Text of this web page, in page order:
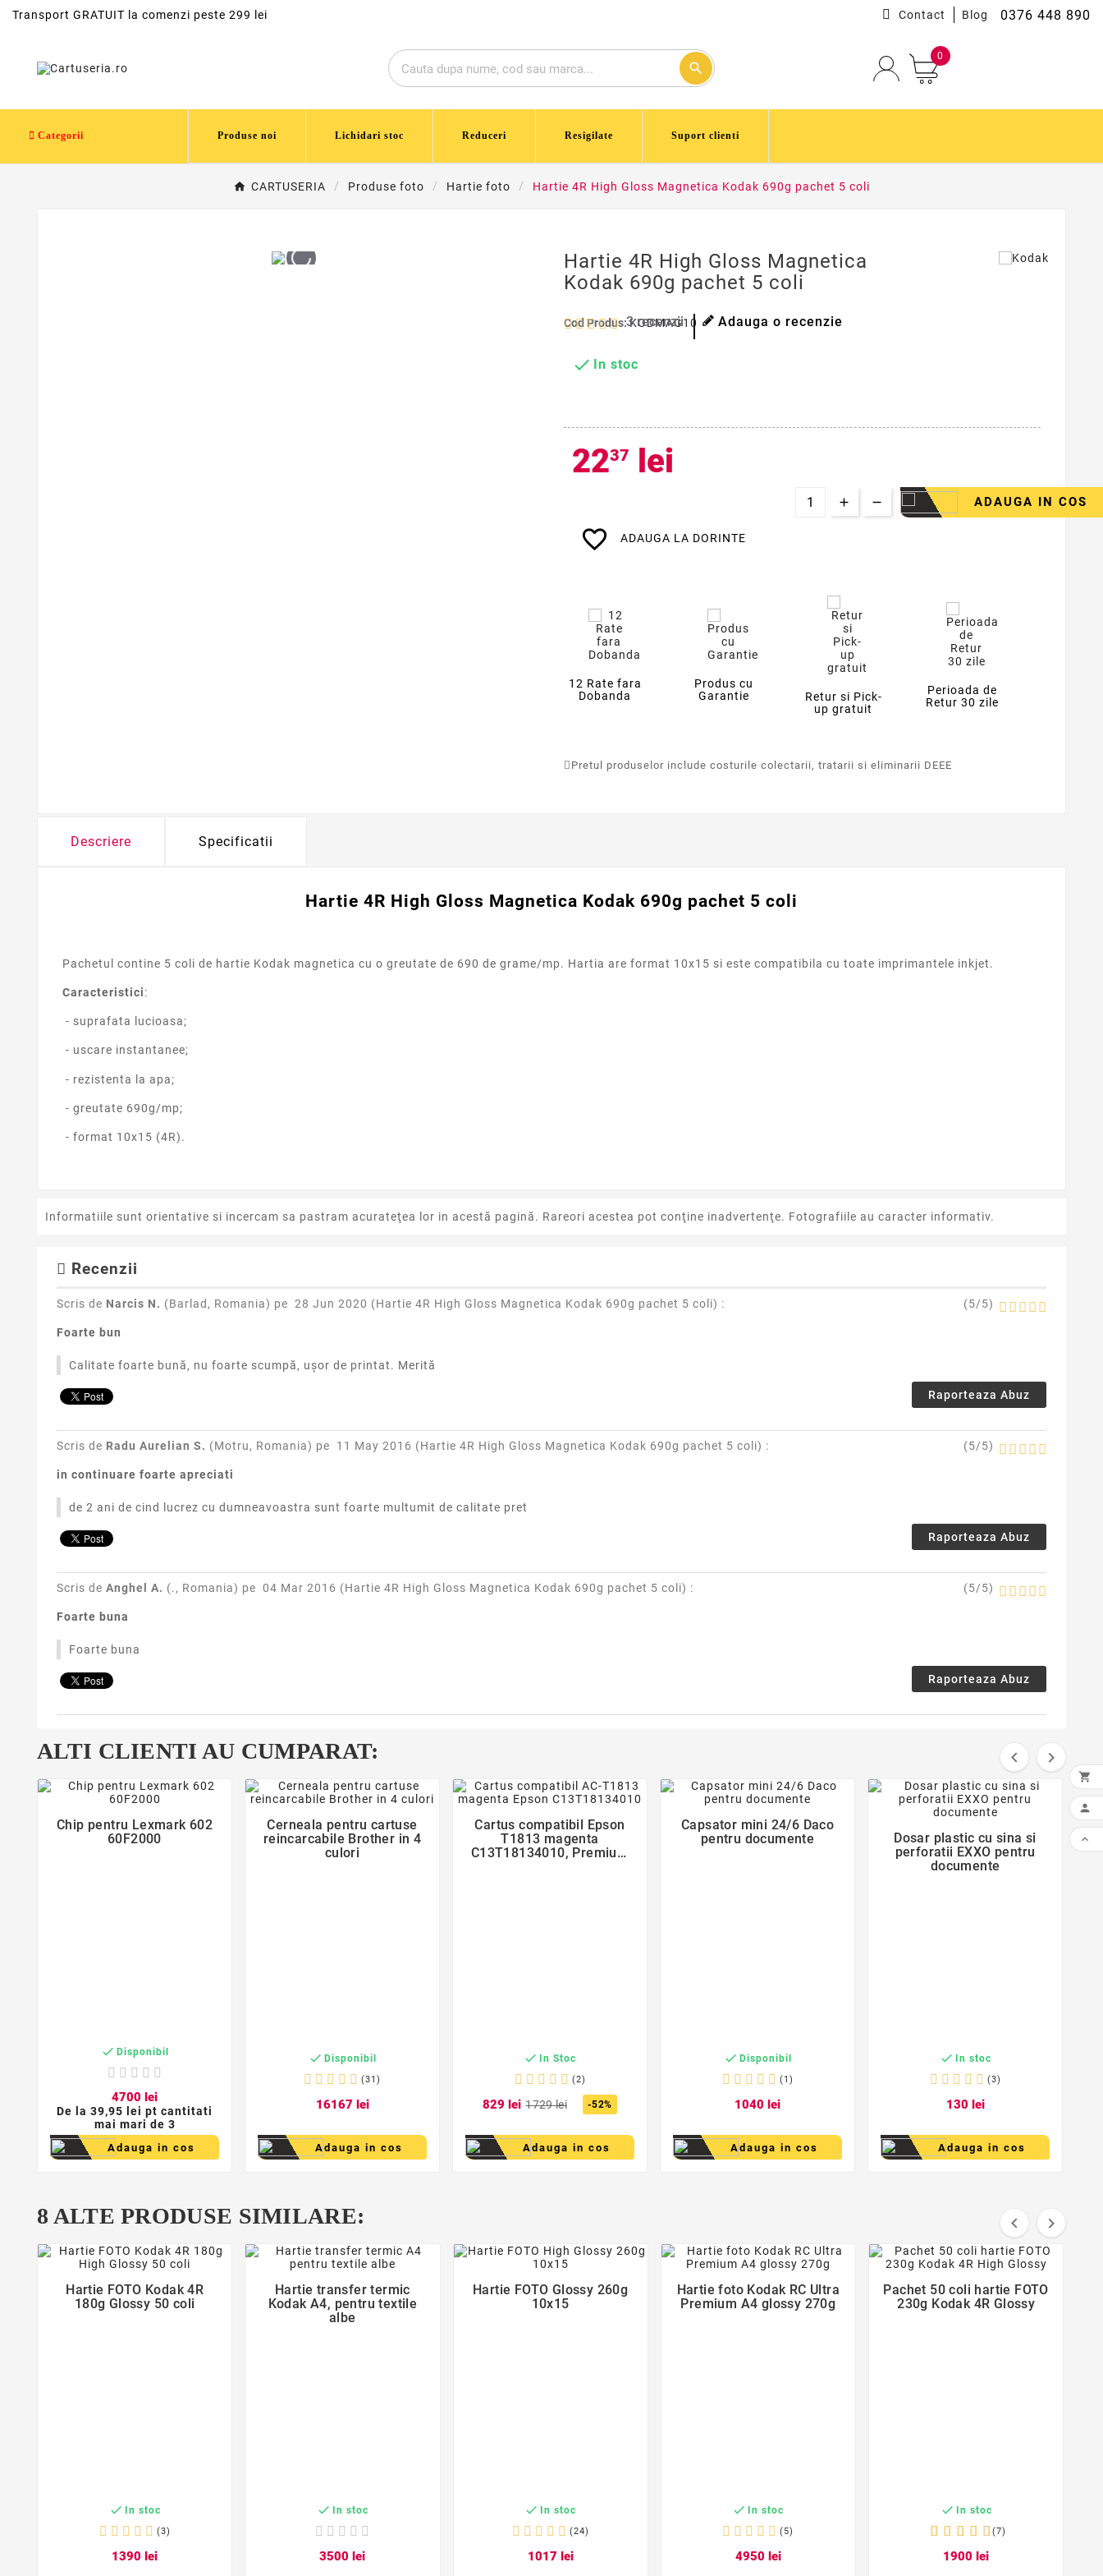
0376 448 890
Transport GRATUIT la comenzi peste 299 lei Contact Blog
search
0
Categorii Produse noi Lichidari stoc Reduceri Resigilate Suport clienti
CARTUSERIA Produse foto Hartie foto Hartie 4R High Gloss Magnetica Kodak 690g pachet 5 coli
Hartie 4R High Gloss Magnetica
Kodak 690g pachet 5 coli
Cod Produs:KODMAG10
3recenzii Adauga o recenzie
 In stoc
2237 lei
favorite_border ADAUGA LA DORINTE
ADAUGA IN COS
12 Rate fara
Dobanda
Produs cu
Garantie
Retur si Pick-
up gratuit
Perioada de
Retur 30 zile
Pretul produselor include costurile colectarii, tratarii si eliminarii DEEE
Descriere Specificatii
Hartie 4R High Gloss Magnetica Kodak 690g pachet 5 coli
Pachetul contine 5 coli de hartie Kodak magnetica cu o greutate de 690 de grame/mp. Hartia are format 10x15 si este compatibila cu toate imprimantele inkjet.
Caracteristici:
- suprafata lucioasa;
- uscare instantanee;
- rezistenta la apa;
- greutate 690g/mp;
- format 10x15 (4R).
Informatiile sunt orientative si incercam sa pastram acurateţea lor in acestă pagină. Rareori acestea pot conţine inadvertenţe. Fotografiile au caracter informativ.
Recenzii
Scris de Narcis N. (Barlad, Romania) pe 28 Jun 2020 (Hartie 4R High Gloss Magnetica Kodak 690g pachet 5 coli) : (5/5)
Foarte bun
Calitate foarte bună, nu foarte scumpă, ușor de printat. Merită
Raporteaza Abuz
Scris de Radu Aurelian S. (Motru, Romania) pe 11 May 2016 (Hartie 4R High Gloss Magnetica Kodak 690g pachet 5 coli) : (5/5)
in continuare foarte apreciati
de 2 ani de cind lucrez cu dumneavoastra sunt foarte multumit de calitate pret
Raporteaza Abuz
Scris de Anghel A. (., Romania) pe 04 Mar 2016 (Hartie 4R High Gloss Magnetica Kodak 690g pachet 5 coli) : (5/5)
Foarte buna
Foarte buna
Raporteaza Abuz
ALTI CLIENTI AU CUMPARAT:  

Chip pentru Lexmark 602
60F2000
 Disponibil
4700 lei
De la 39,95 lei pt cantitati
mai mari de 3
Adauga in cos

Cerneala pentru cartuse
reincarcabile Brother in 4
culori
 Disponibil
(31)
16167 lei
Adauga in cos

Cartus compatibil Epson
T1813 magenta
C13T18134010, Premium
 In Stoc
(2)
829 lei 1729lei -52%
Adauga in cos

Capsator mini 24/6 Daco
pentru documente
 Disponibil
(1)
1040 lei
Adauga in cos

favorite_border
Dosar plastic cu sina si
perforatii EXXO pentru
documente
 In stoc
(3)
130 lei
Adauga in cos
8 ALTE PRODUSE SIMILARE:  

Hartie FOTO Kodak 4R
180g Glossy 50 coli
 In stoc
(3)
1390 lei

Hartie transfer termic
Kodak A4, pentru textile
albe
 In stoc
3500 lei

Hartie FOTO Glossy 260g
10x15
 In stoc
(24)
1017 lei

Hartie foto Kodak RC Ultra
Premium A4 glossy 270g
 In stoc
(5)
4950 lei

Pachet 50 coli hartie FOTO
230g Kodak 4R Glossy
 In stoc
(7)
1900 lei


